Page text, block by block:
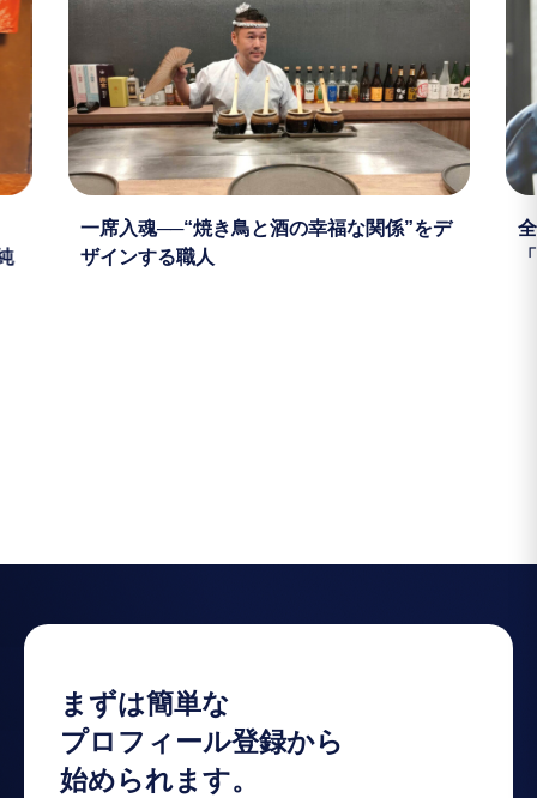
一席入魂──“焼き鳥と酒の幸福な関係”をデ
ザインする職人
まずは簡単な
プロフィール登録から
始められます。